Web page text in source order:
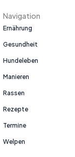
Navigation
Ernährung
Gesundheit
Hundeleben
Manieren
Rassen
Rezepte
Termine
Welpen